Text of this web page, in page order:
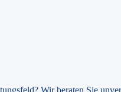
Wir beraten Sie